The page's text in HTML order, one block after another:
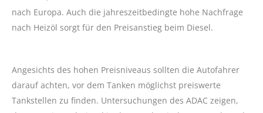
nach Europa. Auch die jahreszeitbedingte hohe Nachfrage
nach Heizöl sorgt für den Preisanstieg beim Diesel.
Angesichts des hohen Preisniveaus sollten die Autofahrer
darauf achten, vor dem Tanken möglichst preiswerte
Tankstellen zu finden. Untersuchungen des ADAC zeigen,